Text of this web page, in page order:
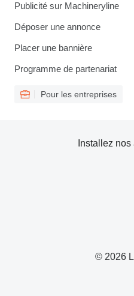
Publicité sur Machineryline
Déposer une annonce
Placer une bannière
Programme de partenariat
Pour les entreprises
© 2026
Installez